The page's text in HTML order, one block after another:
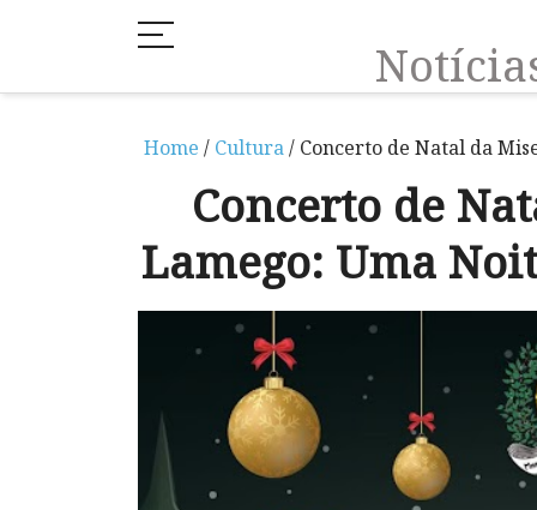
Home / Cultura/ Concerto de Natal da
Concerto de
Lamego: Uma